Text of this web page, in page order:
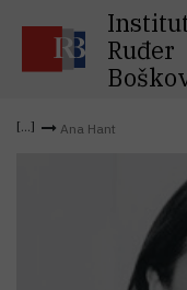
Ruđer
Ana Hant